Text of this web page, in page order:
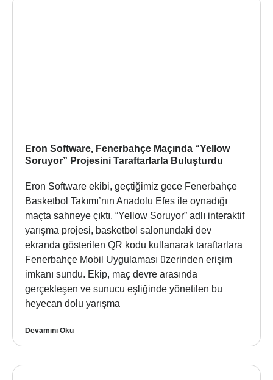
Eron Software, Fenerbahçe Maçında “Yellow
Soruyor” Projesini Taraftarlarla Buluşturdu
Eron Software ekibi, geçtiğimiz gece Fenerbahçe
Basketbol Takımı’nın Anadolu Efes ile oynadığı
maçta sahneye çıktı. “Yellow Soruyor” adlı interaktif
yarışma projesi, basketbol salonundaki dev
ekranda gösterilen QR kodu kullanarak taraftarlara
Fenerbahçe Mobil Uygulaması üzerinden erişim
imkanı sundu. Ekip, maç devre arasında
gerçekleşen ve sunucu eşliğinde yönetilen bu
heyecan dolu yarışma
Devamını Oku